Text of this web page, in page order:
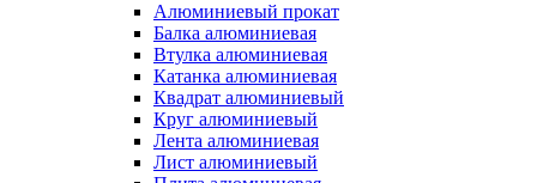
Алюминиевый прокат
Балка алюминиевая
Втулка алюминиевая
Катанка алюминиевая
Квадрат алюминиевый
Круг алюминиевый
Лента алюминиевая
Лист алюминиевый